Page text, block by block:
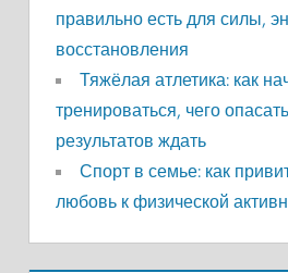
правильно есть для силы,
восстановления
Тяжёлая атлетика: как
тренироваться, чего
результатов ждать
Спорт в семье: как
любовь к физической